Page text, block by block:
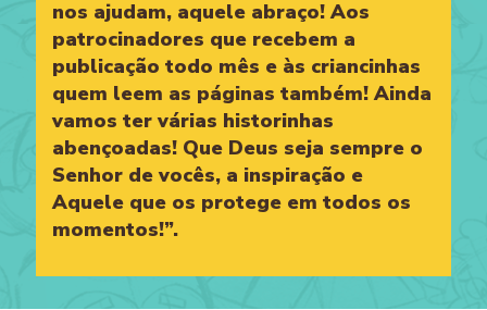
nos ajudam, aquele abraço! Aos
patrocinadores que recebem a
publicação todo mês e às criancinhas
quem leem as páginas também! Ainda
vamos ter várias historinhas
abençoadas! Que Deus seja sempre o
Senhor de vocês, a inspiração e
Aquele que os protege em todos os
momentos!”.